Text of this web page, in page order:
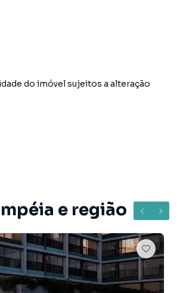
do imóvel sujeitos a alteração
residenciais e comerciais, sobrados,
em construção ou
São Paulo. Aqui você encontra
seu estilo de vida.
e tranquilidade. Na Correteria Imóveis
e região